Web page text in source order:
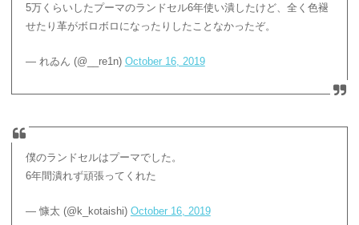
5万くらいしたプーマのランドセル6年使い潰したけど、全く色褪
せたり革がボロボロになったりしたことなかったぞ。
— れゐん (@__re1n) October 16, 2019
僕のランドセルはプーマでした。
6年間潰れず頑張ってくれた
— 慷太 (@k_kotaishi) October 16, 2019